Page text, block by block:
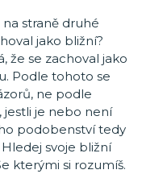
straně druhé
jako bližní?
že se zachoval jako
Podle tohoto se
ne podle
je nebo není
podobenství tedy
Hledej svoje bližní
kterými si rozumíš.